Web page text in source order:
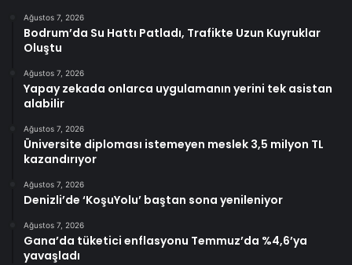
Ağustos 7, 2026
Bodrum’da Su Hattı Patladı, Trafikte Uzun Kuyruklar
Oluştu
Ağustos 7, 2026
Yapay zekada onlarca uygulamanın yerini tek asistan
alabilir
Ağustos 7, 2026
Üniversite diploması istemeyen meslek 3,5 milyon TL
kazandırıyor
Ağustos 7, 2026
Denizli’de ‘KoşuYolu’ baştan sona yenileniyor
Ağustos 7, 2026
Gana’da tüketici enflasyonu Temmuz’da %4,6’ya
yavaşladı